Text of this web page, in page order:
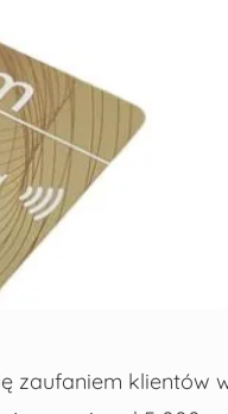
zaufaniem klientów